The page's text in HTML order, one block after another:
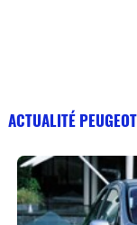
ACTUALITÉ PEUGEOT